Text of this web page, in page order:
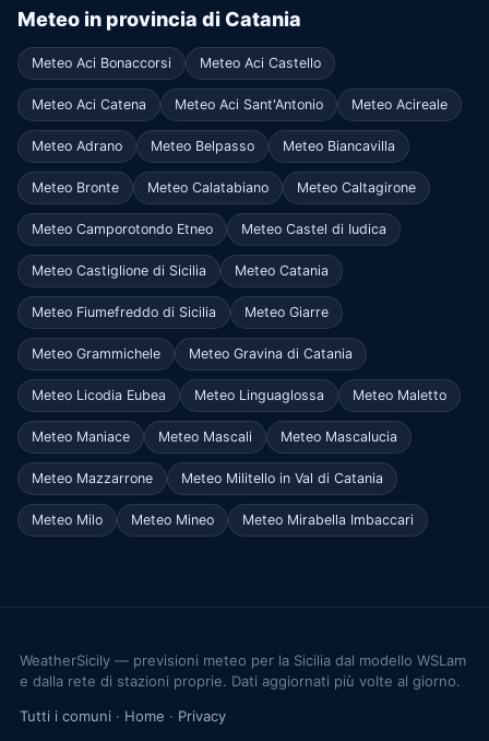
Meteo in provincia di Catania
Meteo Aci Bonaccorsi Meteo Aci Castello
Meteo Aci Catena Meteo Aci Sant'Antonio Meteo Acireale
Meteo Adrano Meteo Belpasso Meteo Biancavilla
Meteo Bronte Meteo Calatabiano Meteo Caltagirone
Meteo Camporotondo Etneo Meteo Castel di Iudica
Meteo Castiglione di Sicilia Meteo Catania
Meteo Fiumefreddo di Sicilia Meteo Giarre
Meteo Grammichele Meteo Gravina di Catania
Meteo Licodia Eubea Meteo Linguaglossa Meteo Maletto
Meteo Maniace Meteo Mascali Meteo Mascalucia
Meteo Mazzarrone Meteo Militello in Val di Catania
Meteo Milo Meteo Mineo Meteo Mirabella Imbaccari
WeatherSicily — previsioni meteo per la Sicilia dal modello WSLam
e dalla rete di stazioni proprie. Dati aggiornati più volte al giorno.
Tutti i comuni · Home · Privacy